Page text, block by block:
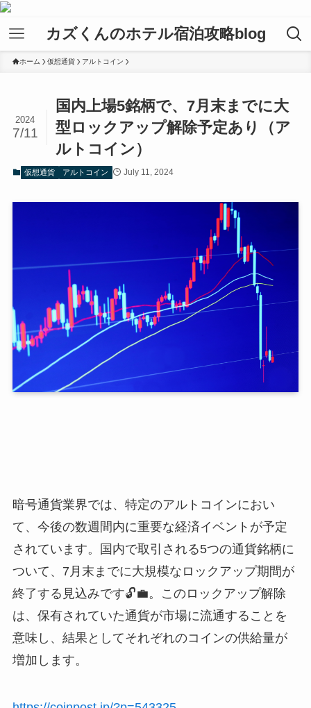
カズくんのホテル宿泊攻略blog
ホーム 仮想通貨 アルトコイン
国内上場5銘柄で、7月末までに大
型ロックアップ解除予定あり（ア
ルトコイン）
2024
7/11
仮想通貨 アルトコイン July 11, 2024
暗号通貨業界では、特定のアルトコインにおい
て、今後の数週間内に重要な経済イベントが予定
されています。国内で取引される5つの通貨銘柄に
ついて、7月末までに大規模なロックアップ期間が
終了する見込みです🔓💼。このロックアップ解除
は、保有されていた通貨が市場に流通することを
意味し、結果としてそれぞれのコインの供給量が
増加します。